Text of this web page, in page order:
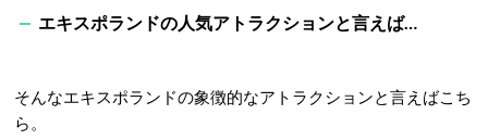
エキスポランドの人気アトラクションと言えば…
そんなエキスポランドの象徴的なアトラクションと言えばこち
ら。